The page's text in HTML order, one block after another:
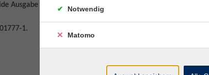
Ausgabe allango. Kurs- und Übungsbuch mit Audios und
1.
Notwendig
Matomo